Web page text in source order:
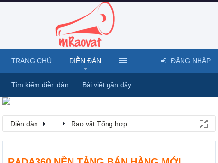
Diễn đàn Rao vặt Tổng hợp
TRANG CHỦ DIỄN ĐÀN
Tìm kiếm diễn đàn Bài viết gần đây
ĐĂNG NHẬP